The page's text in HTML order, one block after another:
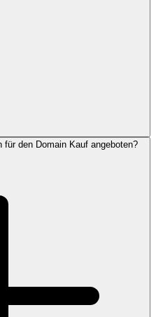
für den Domain Kauf angeboten?